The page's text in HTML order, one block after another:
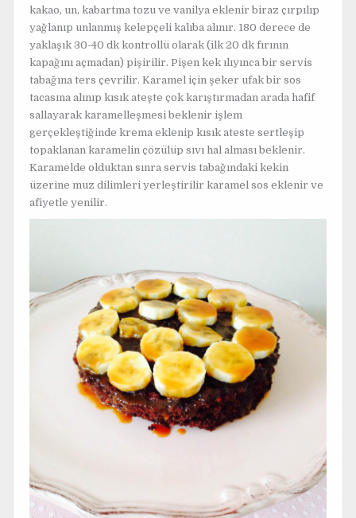
kakao, un, kabartma tozu ve vanilya eklenir biraz çırpılıp
yağlanıp unlanmış kelepçeli kalıba alınır. 180 derece de
yaklaşık 30-40 dk kontrollü olarak (ilk 20 dk fırının
kapağını açmadan) pişirilir. Pişen kek ılıyınca bir servis
tabağına ters çevrilir. Karamel için şeker ufak bir sos
tacasına alınıp kısık ateşte çok karıştırmadan arada hafif
sallayarak karamelleşmesi beklenir işlem
gerçekleştiğinde krema eklenip kısık ateste sertleşip
topaklanan karamelin çözülüp sıvı hal alması beklenir.
Karamelde olduktan sınra servis tabağındaki kekin
üzerine muz dilimleri yerleştirilir karamel sos eklenir ve
afiyetle yenilir.